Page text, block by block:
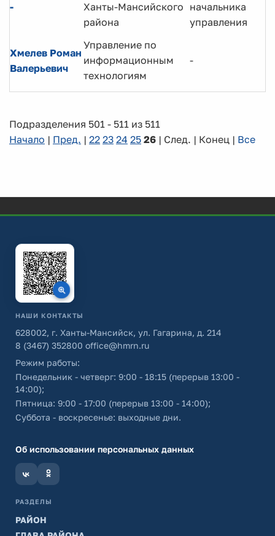
-
Ханты-Мансийского
района
начальника
управления
Хмелев Роман
Валерьевич
Управление по
информационным
технологиям
-
Подразделения 501 - 511 из 511
Начало | Пред. | 22 23 24 25 26 | След. | Конец | Все
НАШИ КОНТАКТЫ
628002, г. Ханты-Мансийск, ул. Гагарина, д. 214
8 (3467) 352800 office@hmrn.ru
Режим работы:
Понедельник - четверг: 9:00 - 18:15 (перерыв 13:00 -
14:00);
Пятница: 9:00 - 17:00 (перерыв 13:00 - 14:00);
Суббота - воскресенье: выходные дни.
Об использовании персональных данных
РАЗДЕЛЫ
РАЙОН